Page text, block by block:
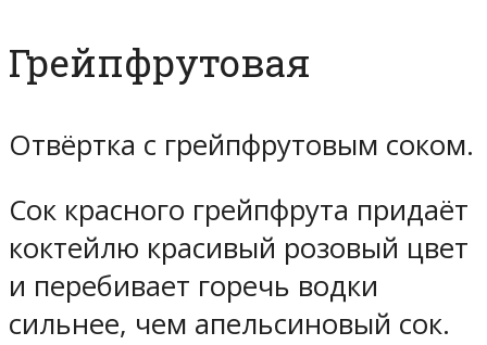
Грейпфрутовая
Отвёртка с грейпфрутовым соком.
Сок красного грейпфрута придаёт
коктейлю красивый розовый цвет
и перебивает горечь водки
сильнее, чем апельсиновый сок.